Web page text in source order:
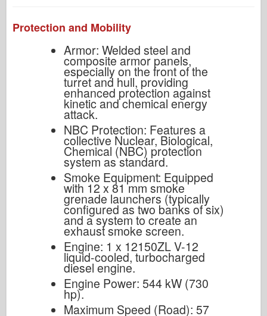
Protection and Mobility
Armor: Welded steel and
composite armor panels,
especially on the front of the
turret and hull, providing
enhanced protection against
kinetic and chemical energy
attack.
NBC Protection: Features a
collective Nuclear, Biological,
Chemical (NBC) protection
system as standard.
Smoke Equipment: Equipped
with 12 x 81 mm smoke
grenade launchers (typically
configured as two banks of six)
and a system to create an
exhaust smoke screen.
Engine: 1 x 12150ZL V-12
liquid-cooled, turbocharged
diesel engine.
Engine Power: 544 kW (730
hp).
Maximum Speed (Road): 57